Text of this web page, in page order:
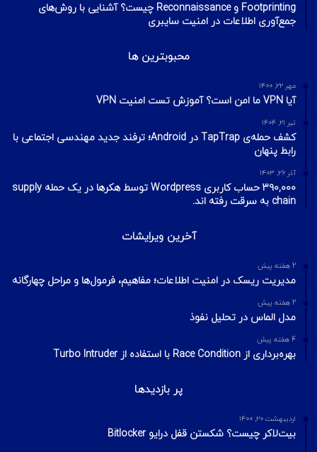
Footprinting و Reconnaissance چیست؟ آشنایی با روش‌های
جمع‌آوری اطلاعات در امنیت سایبری
محبوبترین ها
مهر ۲۲, ۱۴۰۰
آیا VPN ما امن است؟ آموزش تست امنیت VPN
تیر ۲۱, ۱۴۰۴
کشف حمله‌ی TapTrap در Android؛ ترفند جدید مهندسی اجتماعی با
رابط پنهان
آذر ۲۶, ۱۴۰۳
۳۹۰,۰۰۰ حساب کاربری Wordpress توسط هکرها در یک حمله supply
chain به سرقت رفته اند.
آخرین ویرایشات
2 هفته پیش
مدیریت ریسک در امنیت اطلاعات؛ مفاهیم، فرمول‌ها و مراحل چهارگانه
2 هفته پیش
مدل الماس در تحلیل نفوذ
4 هفته پیش
بهره‌برداری از Race Condition با استفاده از Turbo Intruder
پر بازدیدها
اردیبهشت ۲۰, ۱۴۰۰
بیت‌لاکر چیست؟ شکستن قفل درایو Bitlocker